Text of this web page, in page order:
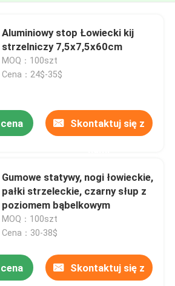
Aluminiowy stop Łowiecki kij
strzelniczy 7,5x7,5x60cm
MOQ：100szt
Cena：24$-35$
Skontaktuj się z
Gumowe statywy, nogi łowieckie,
pałki strzeleckie, czarny słup z
poziomem bąbelkowym
MOQ：100szt
Cena：30-38$
Skontaktuj się z